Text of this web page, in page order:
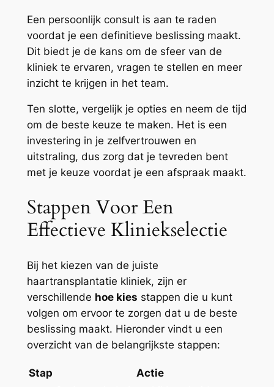
Een persoonlijk consult is aan te raden
voordat je een definitieve beslissing maakt.
Dit biedt je de kans om de sfeer van de
kliniek te ervaren, vragen te stellen en meer
inzicht te krijgen in het team.
Ten slotte, vergelijk je opties en neem de tijd
om de beste keuze te maken. Het is een
investering in je zelfvertrouwen en
uitstraling, dus zorg dat je tevreden bent
met je keuze voordat je een afspraak maakt.
Stappen Voor Een
Effectieve Kliniekselectie
Bij het kiezen van de juiste
haartransplantatie kliniek, zijn er
verschillende hoe kies stappen die u kunt
volgen om ervoor te zorgen dat u de beste
beslissing maakt. Hieronder vindt u een
overzicht van de belangrijkste stappen:
Stap Actie